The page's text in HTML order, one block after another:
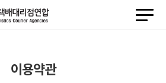
이용약관